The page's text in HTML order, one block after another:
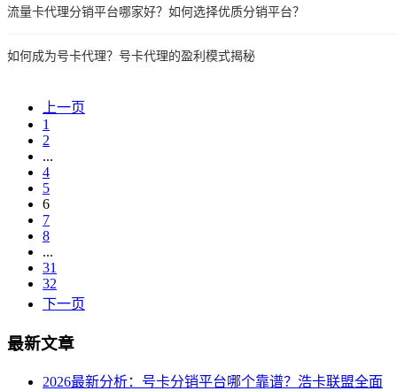
流量卡代理分销平台哪家好？如何选择优质分销平台？
如何成为号卡代理？号卡代理的盈利模式揭秘
上一页
1
2
...
4
5
6
7
8
...
31
32
下一页
最新文章
2026最新分析：号卡分销平台哪个靠谱？浩卡联盟全面